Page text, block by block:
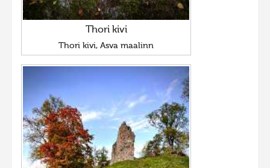
Thori kivi
Thori kivi, Asva maalinn